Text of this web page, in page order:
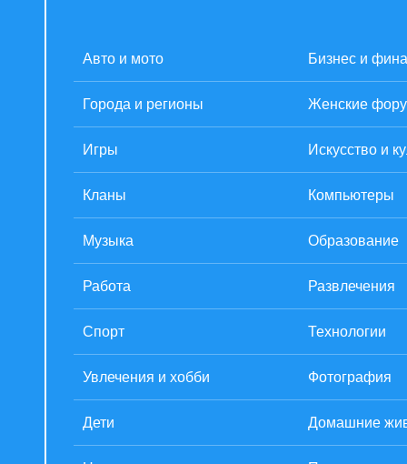
Авто и мото Бизнес и
Города и регионы Женские
Игры Искусство и
Кланы Компьютеры
Музыка Образование
Работа Развлечения
Спорт Технологии
Увлечения и хобби Фотография
Дети Домашние